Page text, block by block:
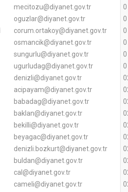
mecitozu@diyanet.gov.tr
oguzlar@diyanet.gov.tr
corum.ortakoy@diyanet.gov.tr
osmancik@diyanet.gov.tr
sungurlu@diyanet.gov.tr
ugurludag@diyanet.gov.tr
denizli@diyanet.gov.tr
acipayam@diyanet.gov.tr
babadag@diyanet.gov.tr
baklan@diyanet.gov.tr
bekilli@diyanet.gov.tr
beyagac@diyanet.gov.tr
denizli.bozkurt@diyanet.gov.tr
buldan@diyanet.gov.tr
cal@diyanet.gov.tr
cameli@diyanet.gov.tr